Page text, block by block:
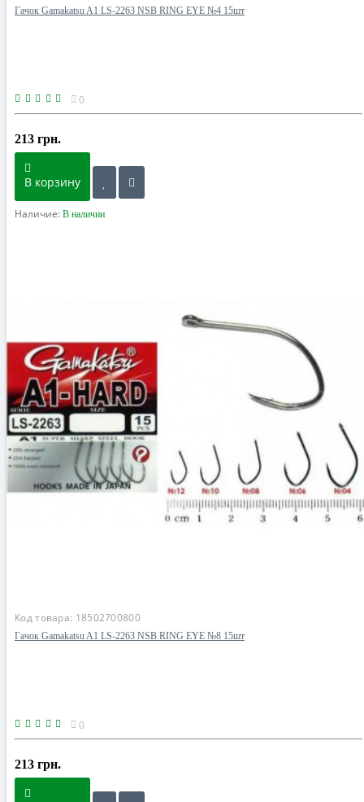
Гачок Gamakatsu A1 LS-2263 NSB RING EYE №4 15шт
0
213 грн.
В корзину
Наличие: В наличии
Код товара: 18502700800
Гачок Gamakatsu A1 LS-2263 NSB RING EYE №8 15шт
0
213 грн.